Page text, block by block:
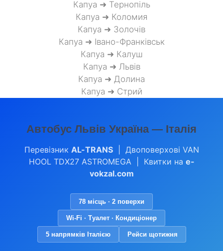
Капуа ➜ Тернопіль
Капуа ➜ Коломия
Капуа ➜ Золочів
Капуа ➜ Івано-Франківськ
Капуа ➜ Калуш
Капуа ➜ Львів
Капуа ➜ Долина
Капуа ➜ Стрий
Автобус Львів Україна — Італія
Перевізник AL-TRANS| Двоповерхові VAN
HOOL TDX27 ASTROMEGA | Квитки на e-
vokzal.com
78 місць · 2 поверхи
Wi-Fi · Туалет · Кондиціонер
5 напрямків Італією Рейси щотижня